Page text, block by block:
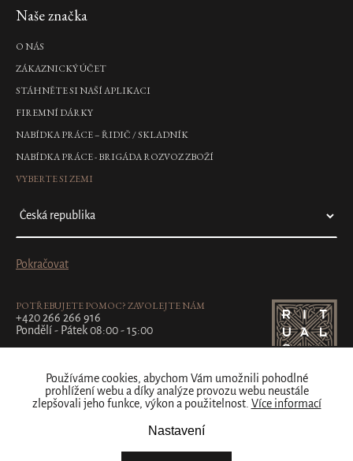
Používáme cookies, abychom Vám umožnili pohodlné
prohlížení webu a díky analýze provozu webu neustále
zlepšovali jeho funkce, výkon a použitelnost. Více informací
Nastavení
Naše značka
O NÁS
ZÁKAZNICKÝ ÚČET
STÁHNĚTE SI NAŠÍ APLIKACI
FIREMNÍ DÁRKY
NABÍDKA PRÁCE – ŘIDIČ / SKLADNÍK
NABÍDKA PRÁCE - BRIGÁDA ROZVOZ ZBOŽÍ
VYBERTE SI ZEMI
Pokračovat
POTŘEBUJETE POMOC? ZAVOLEJTE NÁM
+420 266 266 916
Pondělí - Pátek 08:00 - 15:00